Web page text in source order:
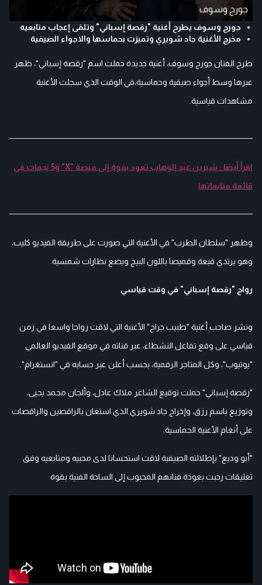
جورج وسوف
جورج وسوف يطرح أغنية "رقصة إسباني" وتلقى إعجاب متابعيه
مخرج الأغنية جاد شويري وتميزت بحماسها والاجواء الصيفية
طرح الفنان جورج وسوف، أغنية جديدة حملت اسم "رقصة إسباني"، ظهر
عبرها وسط أجواء صيفية وحماسية،في الوقت الذي سجلت الأغنية
مشاهدات قياسية.
اقرأ أيضا : شيرين عبد الوهاب تعود بقوة إلى منصة "X" و5 نجمات في
قائمة متابعاتها
وظهر "سلطان الطرب" في الأغنية التي صورت على طريقة الفيديو كليب،
وهو يرتدي قبعة وقميصا باللون البيج ويضع نظارات شمسية.
رواج "رقصة إسباني" في وقت قياسي
ونشر صاحب أغنية "طبيب جراح" الأغنية التي لاقت رواجا واسعا في زمن
قياسي على وقع تفاعل النشطاء، عبر قناته في موقع الفيديو العالمي
"يوتيوب"، وكل المتاجر الرقمية، بحسب أعلن عبر حسابه في "انستغرام".
"رقصة إسباني" حملت توقيع الشاعر ملاك عادل، وألحان محمد يحيى،
وتوزيع باسم رزق، وإخراج جاد شويري الذي استعان بالراقصين والراقصات
على أنغام الأغنية الحماسية.
"أبو وديع" بإطلالته الصيفية لاقت استحسانا لدى محبيه ومتابعيه وفق
تعليقات رحبت بعودة فنانهم المحبوب إلى الساحة الفنية بقوة